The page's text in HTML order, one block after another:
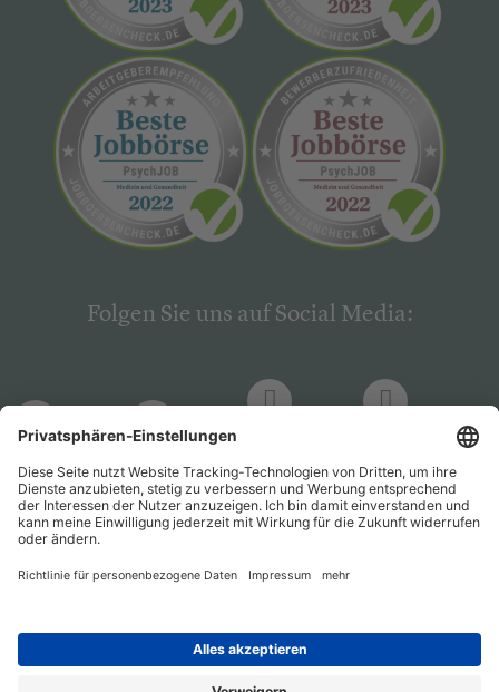
Folgen Sie uns auf Social Media:
PsychJOB PsychJOB
Hogrefe
Verlag
Hogrefe
Verlag